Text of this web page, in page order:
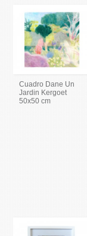
Cuadro Dane Un
Jardin Kergoet
50x50 cm